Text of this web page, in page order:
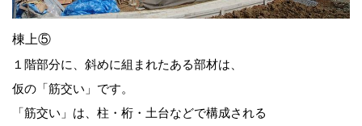
棟上⑤
１階部分に、斜めに組まれたある部材は、
仮の「筋交い」です。
「筋交い」は、柱・桁・土台などで構成される